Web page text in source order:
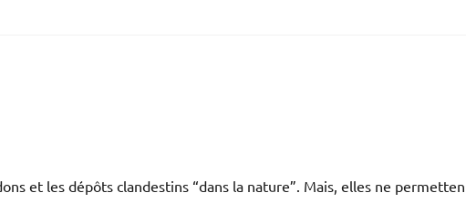
et les dépôts clandestins “dans la nature”. Mais, elles ne